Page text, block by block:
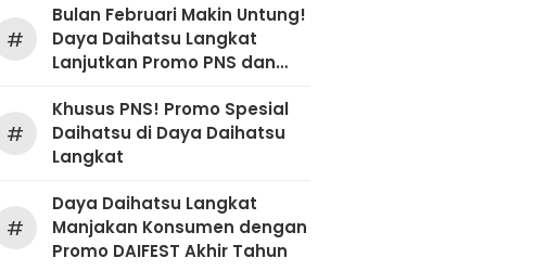
#
Bulan Februari Makin Untung!
Daya Daihatsu Langkat
Lanjutkan Promo PNS dan
#
Khusus PNS! Promo Spesial
Daihatsu di Daya Daihatsu
Langkat
#
Daya Daihatsu Langkat
Manjakan Konsumen dengan
Promo DAIFEST Akhir Tahun